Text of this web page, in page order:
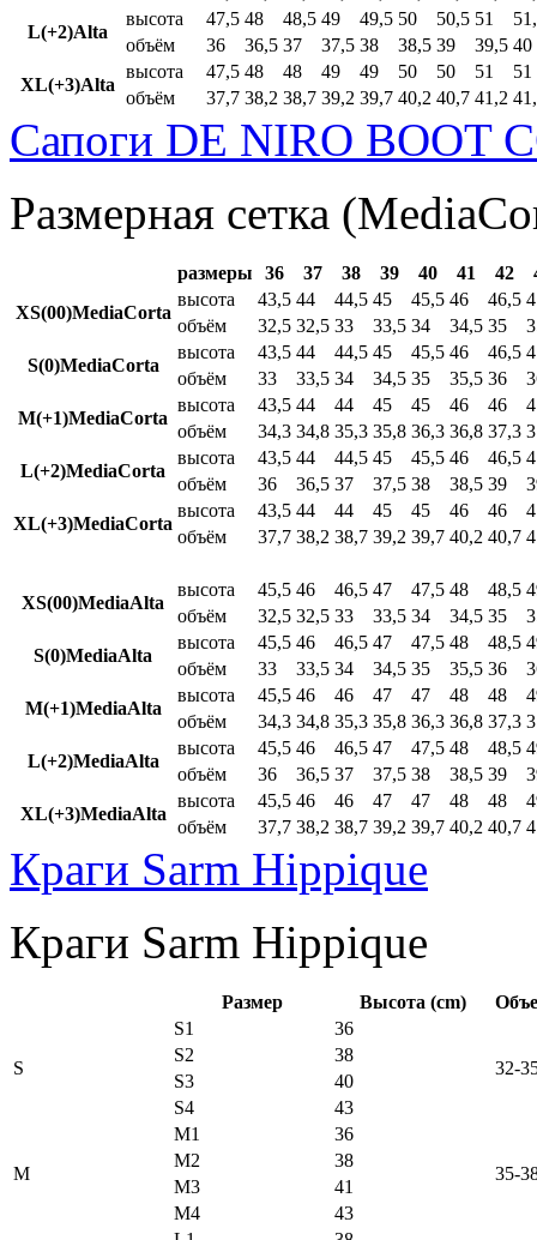
L(+2)Alta
высота 47,5 48 48,5 49 49,5 50 50,5 51
объём
36 36,5 37 37,5 38 38,5 39 39,5 40
XL(+3)Alta
высота 47,5 48 48 49 49 50 50 51
51
объём
37,7 38,2 38,7 39,2 39,7 40,2 40,7 41,2
Сапоги DE NIRO BOOT
Размерная сетка
размеры 36 37 38 39 40 41 42
XS(00)MediaCorta
высота 43,5 44 44,5 45 45,5 46 46,5
объём
32,5 32,5 33 33,5 34 34,5 35
S(0)MediaCorta
высота 43,5 44 44,5 45 45,5 46 46,5
объём
33 33,5 34 34,5 35 35,5 36
M(+1)MediaCorta
высота 43,5 44 44 45 45 46 46
объём
34,3 34,8 35,3 35,8 36,3 36,8 37,3
L(+2)MediaCorta
высота 43,5 44 44,5 45 45,5 46 46,5
объём
36 36,5 37 37,5 38 38,5 39
XL(+3)MediaCorta
высота 43,5 44 44 45 45 46 46
объём
37,7 38,2 38,7 39,2 39,7 40,2 40,7
XS(00)MediaAlta
высота 45,5 46 46,5 47 47,5 48 48,5
объём
32,5 32,5 33 33,5 34 34,5 35
S(0)MediaAlta
высота 45,5 46 46,5 47 47,5 48 48,5
объём
33 33,5 34 34,5 35 35,5 36
M(+1)MediaAlta
высота 45,5 46 46 47 47 48 48
объём
34,3 34,8 35,3 35,8 36,3 36,8 37,3
L(+2)MediaAlta
высота 45,5 46 46,5 47 47,5 48 48,5
объём
36 36,5 37 37,5 38 38,5 39
XL(+3)MediaAlta
высота 45,5 46 46 47 47 48 48
объём
37,7 38,2 38,7 39,2 39,7 40,2 40,7
Краги Sarm Hippique
Краги Sarm Hippique
Размер Высота (cm)
S
S1
36
32-
S2
38
S3
40
S4
43
M
M1
36
35-
M2
38
M3
41
M4
43